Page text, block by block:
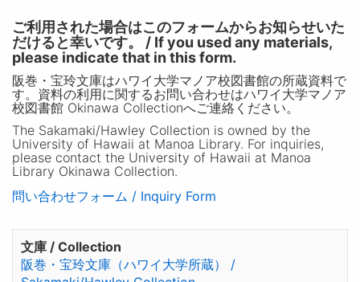
ご利用された場合はこのフォームからお知らせいた
だけると幸いです。 / If you used any materials,
please indicate that in this form.
阪巻・宝玲文庫はハワイ大学マノア校図書館の所蔵資料で
す。資料の利用に関するお問い合わせはハワイ大学マノア
校図書館 Okinawa Collectionへご連絡ください。
The Sakamaki/Hawley Collection is owned by the
University of Hawaii at Manoa Library. For inquiries,
please contact the University of Hawaii at Manoa
Library Okinawa Collection.
問い合わせフォーム / Inquiry Form
文庫 / Collection
阪巻・宝玲文庫（ハワイ大学所蔵） /